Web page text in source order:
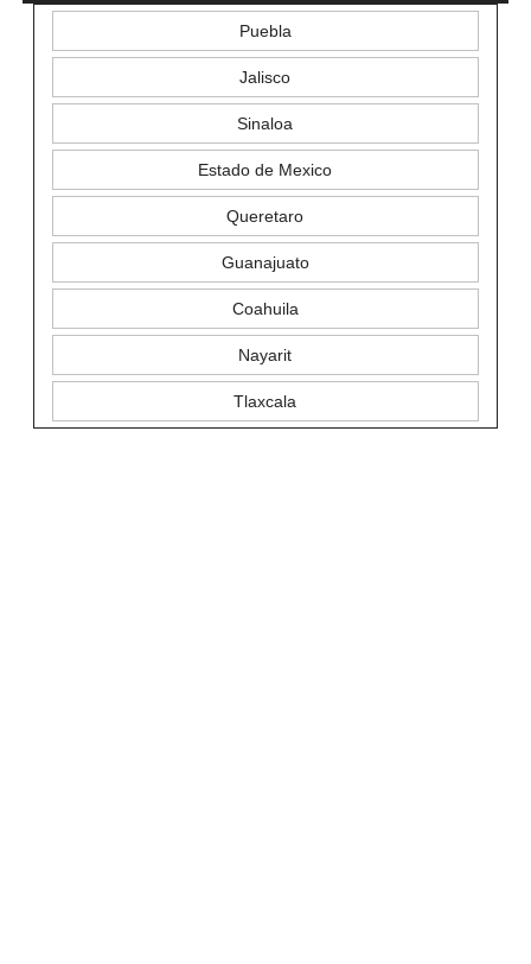
Puebla
Jalisco
Sinaloa
Estado de Mexico
Queretaro
Guanajuato
Coahuila
Nayarit
Tlaxcala